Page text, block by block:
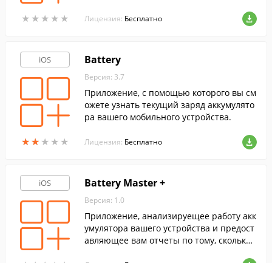
★ ★ ★ ★ ★
★ ★ ★ ★ ★ Лицензия: Бесплатно
iOS
★★ ★ ★ ★
★★ ★ ★ ★
Battery
Версия: 3.7
Приложение, с помощью которого вы см
ожете узнать текущий заряд аккумулято
ра вашего мобильного устройства.
Лицензия: Бесплатно
iOS Battery Master +
Версия: 1.0
Приложение, анализируещее работу акк
умулятора вашего устройства и предост
авляющее вам отчеты по тому, сколько